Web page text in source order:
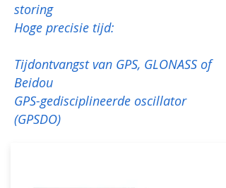
storing
Hoge precisie tijd:
Tijdontvangst van GPS, GLONASS of
Beidou
GPS-gedisciplineerde oscillator
(GPSDO)